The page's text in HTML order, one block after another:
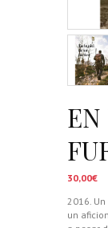
30,00€
2016.
un